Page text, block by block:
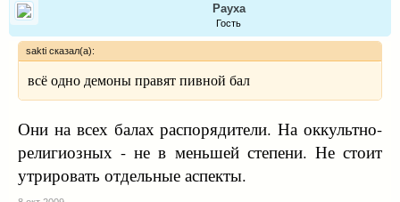
Рауха
Гость
sakti сказал(а):
всё одно демоны правят пивной бал
Они на всех балах распорядители. На оккультно-
религиозных - не в меньшей степени. Не стоит
утрировать отдельные аспекты.